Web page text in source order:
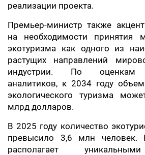
реализации проекта.
Премьер-министр также
на необходимости принятия
экотуризма как одного из
растущих направлений
индустрии. По оценкам
аналитиков, к 2034 году
экологического туризма
млрд долларов.
В 2025 году количество
превысило 3,6 млн человек.
располагает